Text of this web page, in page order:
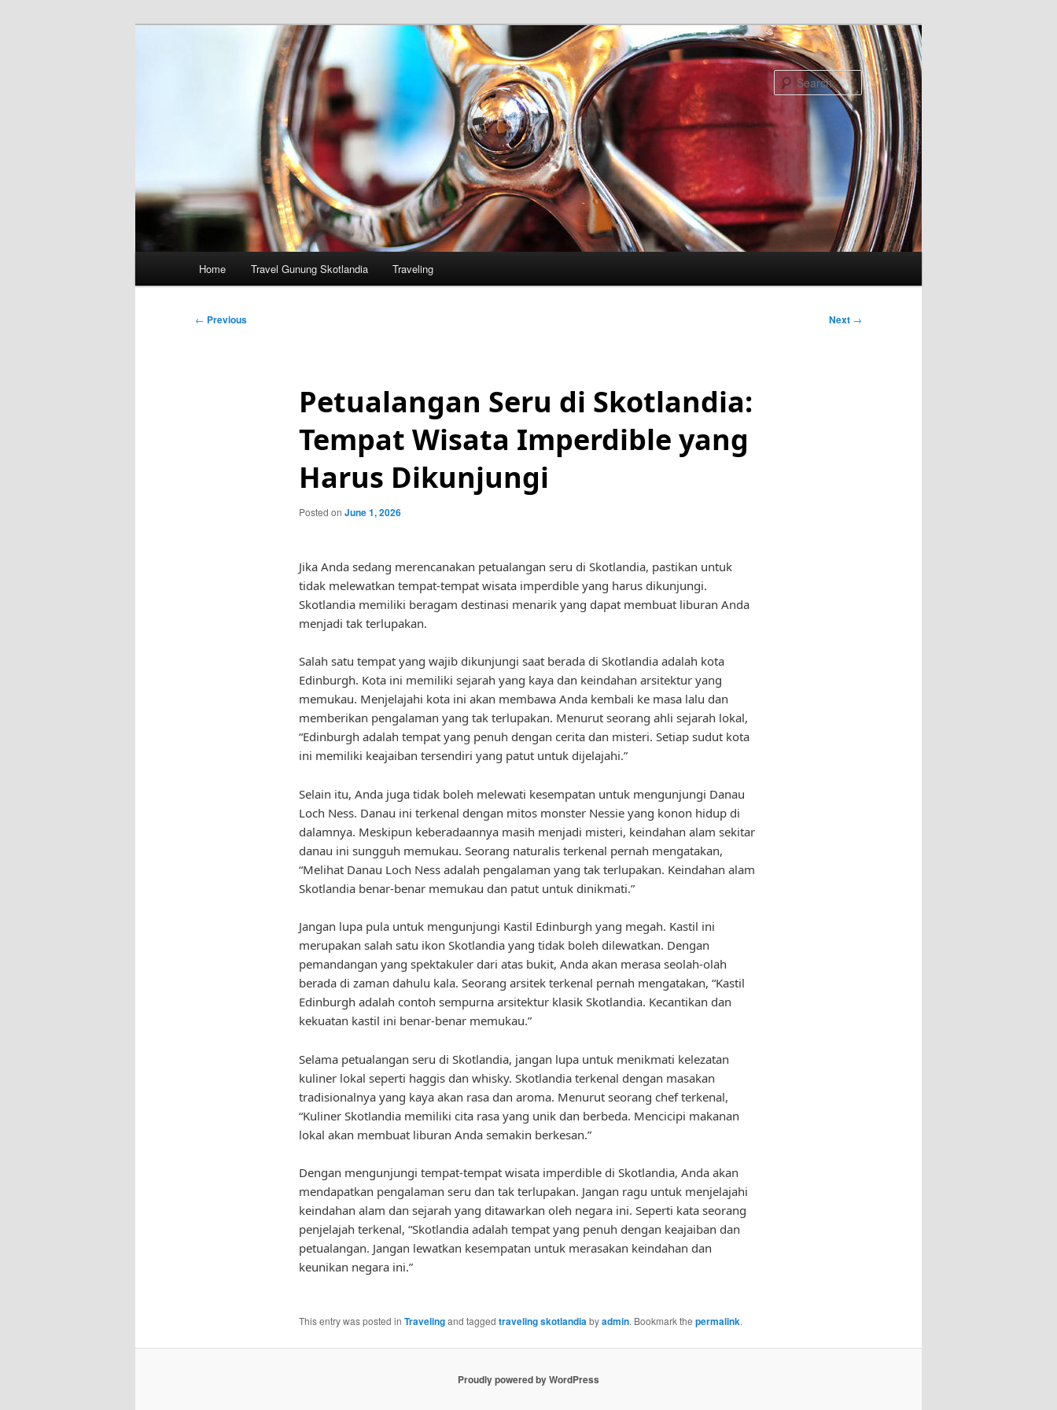
Search
Home Travel Gunung Skotlandia Traveling
Post
← Previous Next →
Petualangan Seru di Skotlandia:
Tempat Wisata Imperdible yang
Harus Dikunjungi
Posted on June 1, 2026
Jika Anda sedang merencanakan petualangan seru di Skotlandia, pastikan untuk
tidak melewatkan tempat-tempat wisata imperdible yang harus dikunjungi.
Skotlandia memiliki beragam destinasi menarik yang dapat membuat liburan Anda
menjadi tak terlupakan.
Salah satu tempat yang wajib dikunjungi saat berada di Skotlandia adalah kota
Edinburgh. Kota ini memiliki sejarah yang kaya dan keindahan arsitektur yang
memukau. Menjelajahi kota ini akan membawa Anda kembali ke masa lalu dan
memberikan pengalaman yang tak terlupakan. Menurut seorang ahli sejarah lokal,
“Edinburgh adalah tempat yang penuh dengan cerita dan misteri. Setiap sudut kota
ini memiliki keajaiban tersendiri yang patut untuk dijelajahi.”
Selain itu, Anda juga tidak boleh melewati kesempatan untuk mengunjungi Danau
Loch Ness. Danau ini terkenal dengan mitos monster Nessie yang konon hidup di
dalamnya. Meskipun keberadaannya masih menjadi misteri, keindahan alam sekitar
danau ini sungguh memukau. Seorang naturalis terkenal pernah mengatakan,
“Melihat Danau Loch Ness adalah pengalaman yang tak terlupakan. Keindahan alam
Skotlandia benar-benar memukau dan patut untuk dinikmati.”
Jangan lupa pula untuk mengunjungi Kastil Edinburgh yang megah. Kastil ini
merupakan salah satu ikon Skotlandia yang tidak boleh dilewatkan. Dengan
pemandangan yang spektakuler dari atas bukit, Anda akan merasa seolah-olah
berada di zaman dahulu kala. Seorang arsitek terkenal pernah mengatakan, “Kastil
Edinburgh adalah contoh sempurna arsitektur klasik Skotlandia. Kecantikan dan
kekuatan kastil ini benar-benar memukau.”
Selama petualangan seru di Skotlandia, jangan lupa untuk menikmati kelezatan
kuliner lokal seperti haggis dan whisky. Skotlandia terkenal dengan masakan
tradisionalnya yang kaya akan rasa dan aroma. Menurut seorang chef terkenal,
“Kuliner Skotlandia memiliki cita rasa yang unik dan berbeda. Mencicipi makanan
lokal akan membuat liburan Anda semakin berkesan.”
Dengan mengunjungi tempat-tempat wisata imperdible di Skotlandia, Anda akan
mendapatkan pengalaman seru dan tak terlupakan. Jangan ragu untuk menjelajahi
keindahan alam dan sejarah yang ditawarkan oleh negara ini. Seperti kata seorang
penjelajah terkenal, “Skotlandia adalah tempat yang penuh dengan keajaiban dan
petualangan. Jangan lewatkan kesempatan untuk merasakan keindahan dan
keunikan negara ini.”
This entry was posted in Travelingand tagged traveling skotlandiabyadmin. Bookmark the permalink.
Proudly powered by WordPress